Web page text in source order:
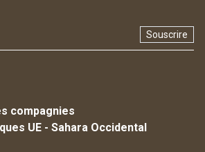
Souscrire
compagnies
UE - Sahara Occidental